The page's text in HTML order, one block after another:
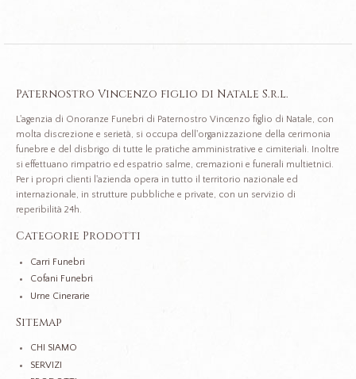
Paternostro Vincenzo figlio di Natale S.r.l.
L'agenzia di Onoranze Funebri di Paternostro Vincenzo figlio di Natale, con
molta discrezione e serietà, si occupa dell'organizzazione della cerimonia
funebre e del disbrigo di tutte le pratiche amministrative e cimiteriali. Inoltre
si effettuano rimpatrio ed espatrio salme, cremazioni e funerali multietnici.
Per i propri clienti l'azienda opera in tutto il territorio nazionale ed
internazionale, in strutture pubbliche e private, con un servizio di
reperibilità 24h.
Categorie Prodotti
Carri Funebri
Cofani Funebri
Urne Cinerarie
Sitemap
CHI SIAMO
SERVIZI